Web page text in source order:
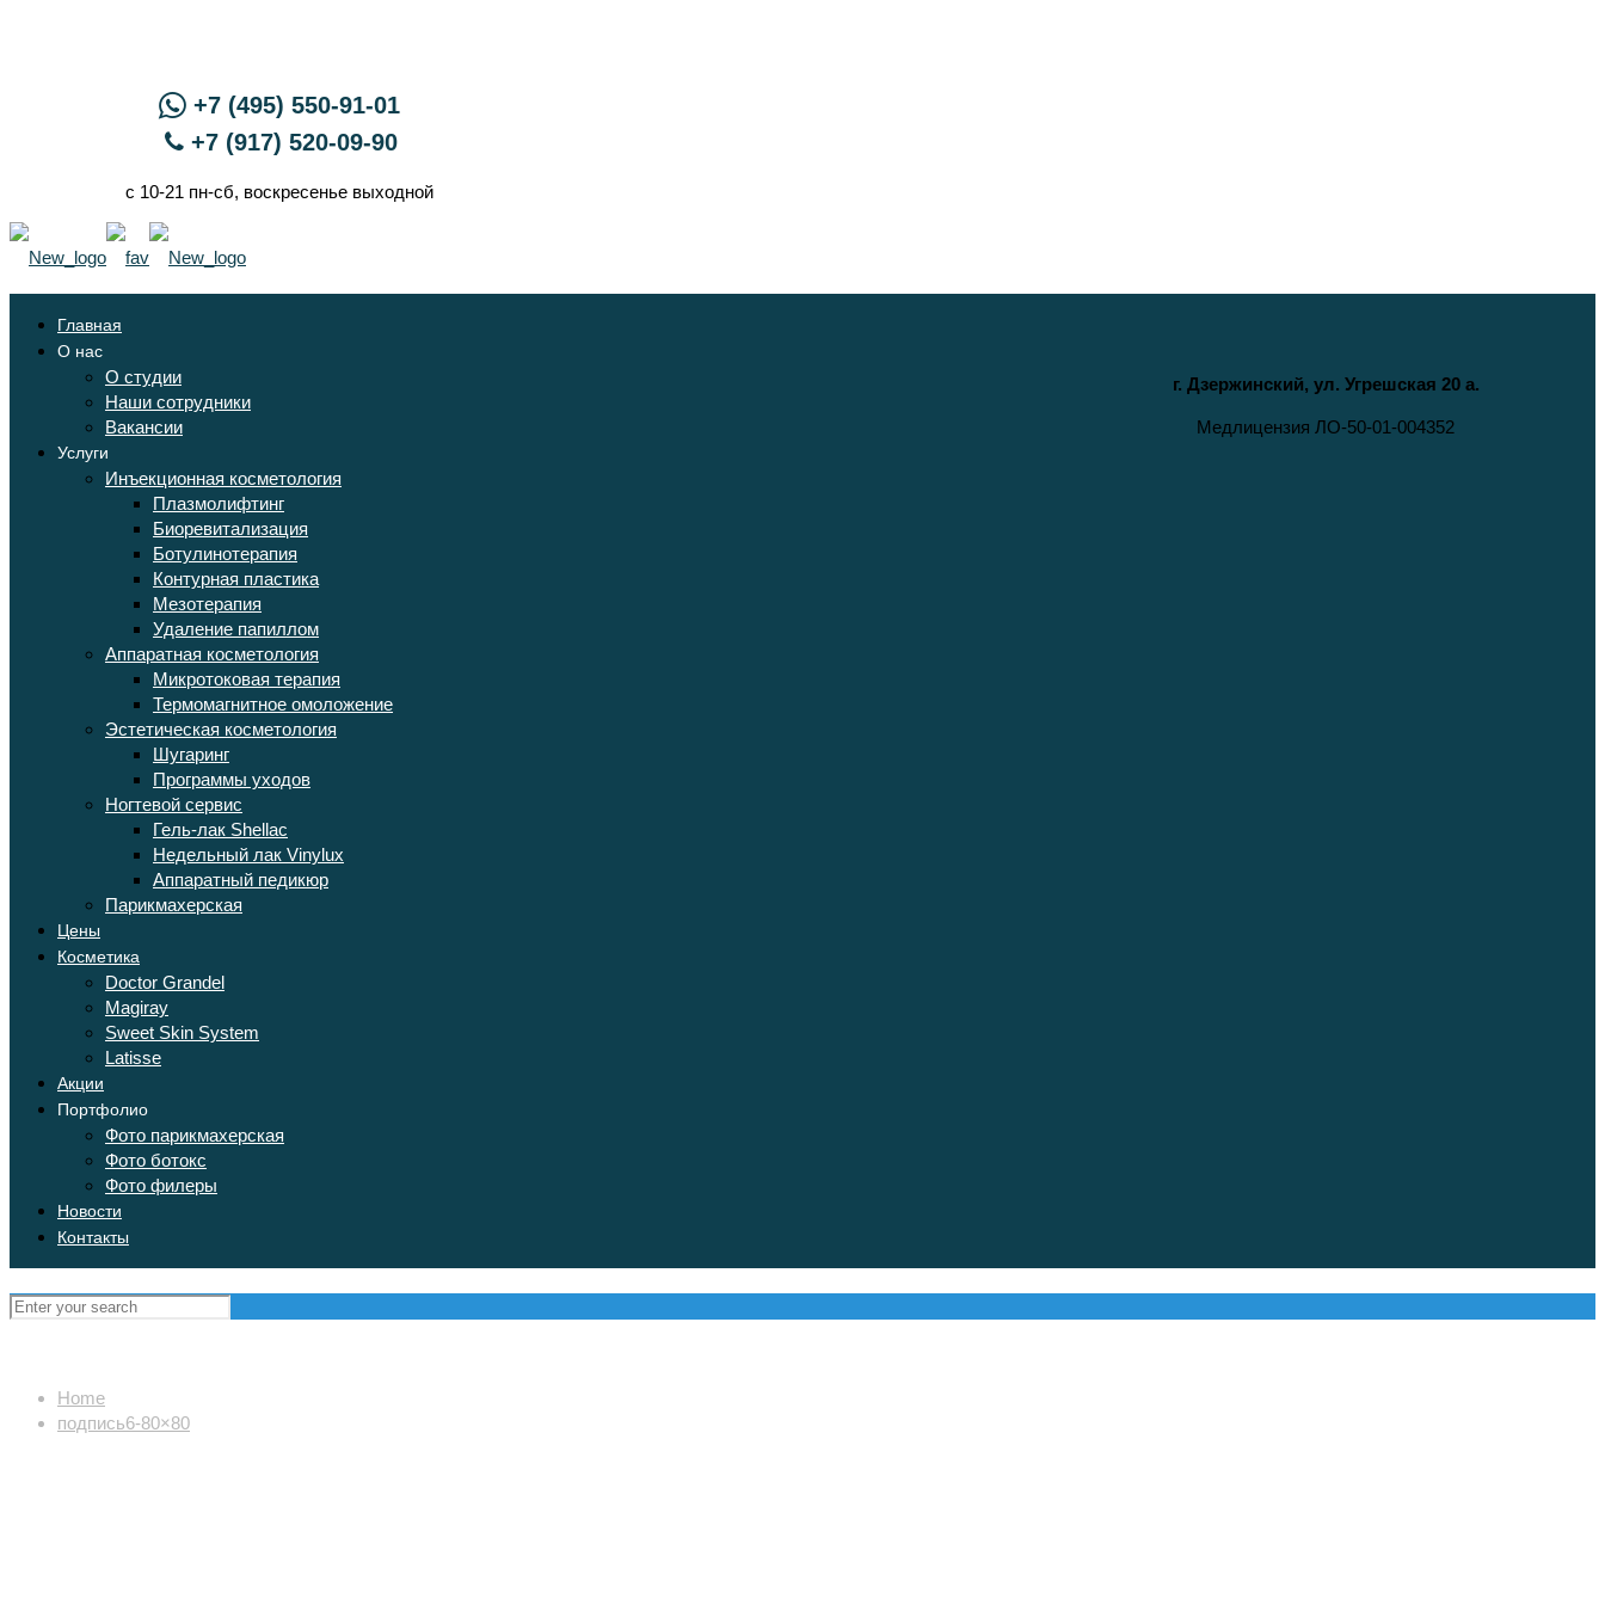
+7 (495) 550-91-01
+7 (917) 520-09-90
с 10-21 пн-сб, воскресенье выходной
г. Дзержинский, ул. Угрешская 20 а.
Медлицензия ЛО-50-01-004352
Главная
О нас
О студии
Наши сотрудники
Вакансии
Услуги
Инъекционная косметология
Плазмолифтинг
Биоревитализация
Ботулинотерапия
Контурная пластика
Мезотерапия
Удаление папиллом
Аппаратная косметология
Микротоковая терапия
Термомагнитное омоложение
Эстетическая косметология
Шугаринг
Программы уходов
Ногтевой сервис
Гель-лак Shellac
Недельный лак Vinylux
Аппаратный педикюр
Парикмахерская
Цены
Косметика
Doctor Grandel
Magiray
Sweet Skin System
Latisse
Акции
Портфолио
Фото парикмахерская
Фото ботокс
Фото филеры
Новости
Контакты
Home
подпись6-80×80